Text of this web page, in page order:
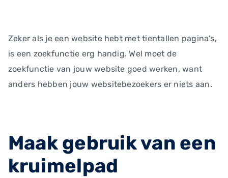
Zeker als je een website hebt met tientallen pagina’s,
is een zoekfunctie erg handig. Wel moet de
zoekfunctie van jouw website goed werken, want
anders hebben jouw websitebezoekers er niets aan.
Maak gebruik van een
kruimelpad